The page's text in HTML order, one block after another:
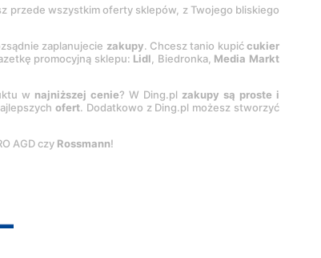
przede wszystkim oferty sklepów, z Twojego bliskiego
zaplanujecie zakupy. Chcesz tanio kupićcukier
promocyjną sklepu: Lidl, Biedronka, Media Markt
w najniższej cenie? W Ding.pl zakupy są proste i
ofert. Dodatkowo z Ding.pl możesz stworzyć
AGD czy Rossmann!